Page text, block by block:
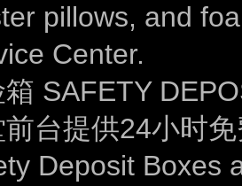
pillows, and
Center.
SAFETY
前台提供24小时
Deposit Boxes